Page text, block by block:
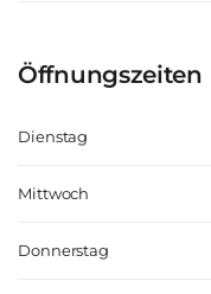
Öffnungszeiten
Dienstag
Mittwoch
Donnerstag